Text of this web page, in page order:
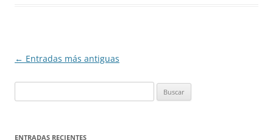
N
← Entradas más antiguas
ENTRADAS RECIENTES